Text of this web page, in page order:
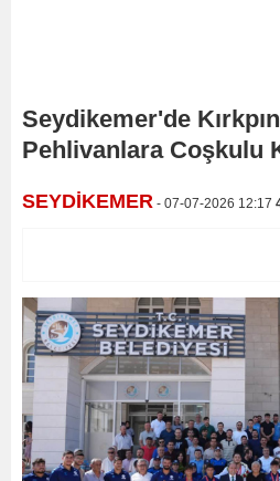
Seydikemer'de
Pehlivanlara Coşkulu
SEYDİKEMER - 07-07-2026 12:17